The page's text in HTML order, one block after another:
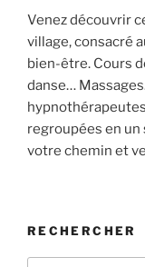
Venez découvrir
village, consacré
bien-être. Cours
danse…
regroupées en
votre chemin et
RECHERCHER